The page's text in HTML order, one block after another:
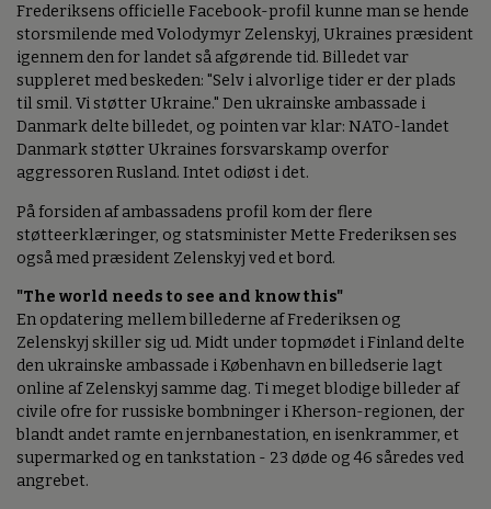
Frederiksens officielle Facebook-profil kunne man se hende
storsmilende med Volodymyr Zelenskyj, Ukraines præsident
igennem den for landet så afgørende tid. Billedet var
suppleret med beskeden: "Selv i alvorlige tider er der plads
til smil. Vi støtter Ukraine." Den ukrainske ambassade i
Danmark delte billedet, og pointen var klar: NATO-landet
Danmark støtter Ukraines forsvarskamp overfor
aggressoren Rusland. Intet odiøst i det.
På forsiden af ambassadens profil kom der flere
støtteerklæringer, og statsminister Mette Frederiksen ses
også med præsident Zelenskyj ved et bord.
"The world needs to see and know this"
En opdatering mellem billederne af Frederiksen og
Zelenskyj skiller sig ud. Midt under topmødet i Finland delte
den ukrainske ambassade i København en billedserie lagt
online af Zelenskyj samme dag. Ti meget blodige billeder af
civile ofre for russiske bombninger i Kherson-regionen, der
blandt andet ramte en jernbanestation, en isenkrammer, et
supermarked og en tankstation - 23 døde og 46 såredes ved
angrebet.